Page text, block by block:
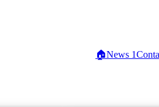
🏠News 1